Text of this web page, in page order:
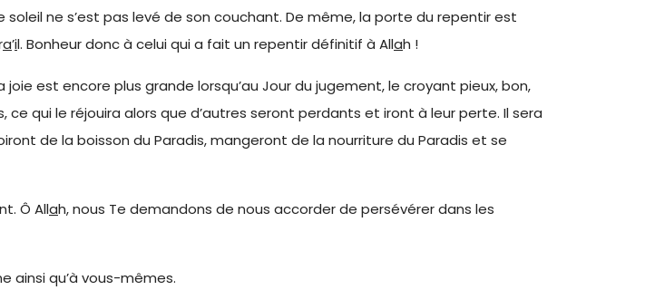
ne s’est pas levé de son couchant. De même, la porte du repentir est
a’il. Bonheur donc à celui qui a fait un repentir définitif à Allah !
est encore plus grande lorsqu’au Jour du jugement, le croyant pieux, bon,
qui le réjouira alors que d’autres seront perdants et iront à leur perte. Il sera
de la boisson du Paradis, mangeront de la nourriture du Paradis et se
Ô Allah, nous Te demandons de nous accorder de persévérer dans les
ainsi qu’à vous-mêmes.